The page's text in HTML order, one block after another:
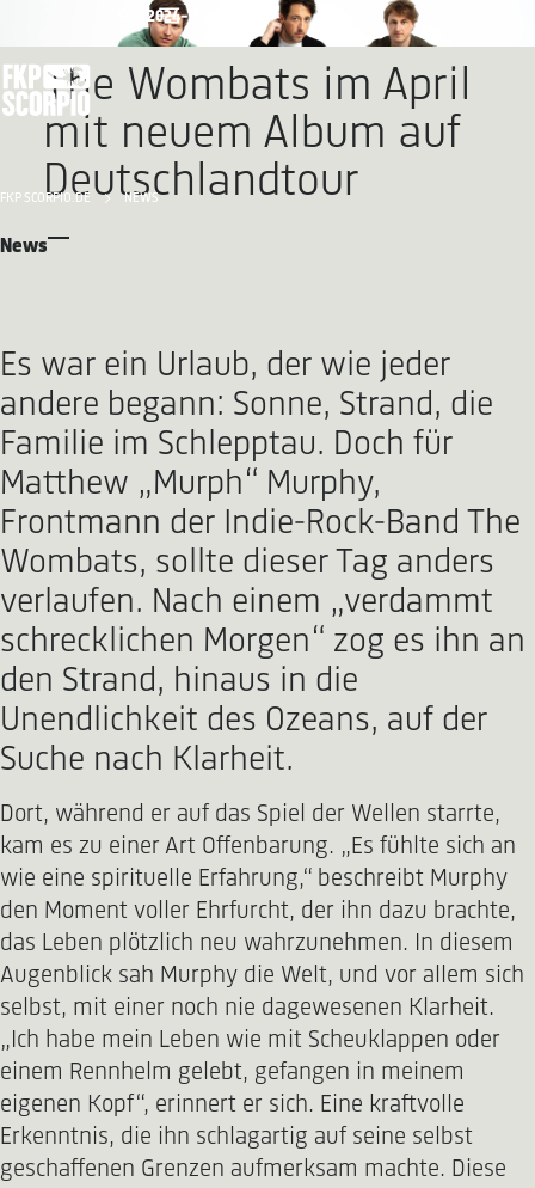
FKP SCORPIO.DE NEWS
2024-11-25
The Wombats im April
mit neuem Album auf
Deutschlandtour
News
Es war ein Urlaub, der wie jeder
andere begann: Sonne, Strand, die
Familie im Schlepptau. Doch für
Matthew „Murph“ Murphy,
Frontmann der Indie-Rock-Band The
Wombats, sollte dieser Tag anders
verlaufen. Nach einem „verdammt
schrecklichen Morgen“ zog es ihn an
den Strand, hinaus in die
Unendlichkeit des Ozeans, auf der
Suche nach Klarheit.
Dort, während er auf das Spiel der Wellen starrte,
kam es zu einer Art Offenbarung. „Es fühlte sich an
wie eine spirituelle Erfahrung,“ beschreibt Murphy
den Moment voller Ehrfurcht, der ihn dazu brachte,
das Leben plötzlich neu wahrzunehmen. In diesem
Augenblick sah Murphy die Welt, und vor allem sich
selbst, mit einer noch nie dagewesenen Klarheit.
„Ich habe mein Leben wie mit Scheuklappen oder
einem Rennhelm gelebt, gefangen in meinem
eigenen Kopf“, erinnert er sich. Eine kraftvolle
Erkenntnis, die ihn schlagartig auf seine selbst
geschaffenen Grenzen aufmerksam machte. Diese